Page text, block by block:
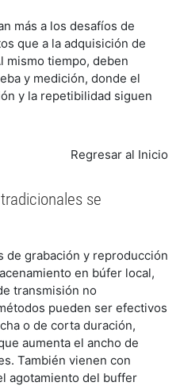
más a los desafíos de
que a la adquisición de
mismo tiempo, deben
y medición, donde el
y la repetibilidad siguen
Regresar al Inicio
se
de grabación y reproducción
en búfer local,
transmisión no
pueden ser efectivos
o de corta duración,
aumenta el ancho de
También vienen con
agotamiento del buffer